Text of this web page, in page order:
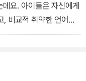
요. 아이들은 자신에게
비교적 취약한 언어는
치게 반복되는 언어 전
현해주는 것은 좋지만,